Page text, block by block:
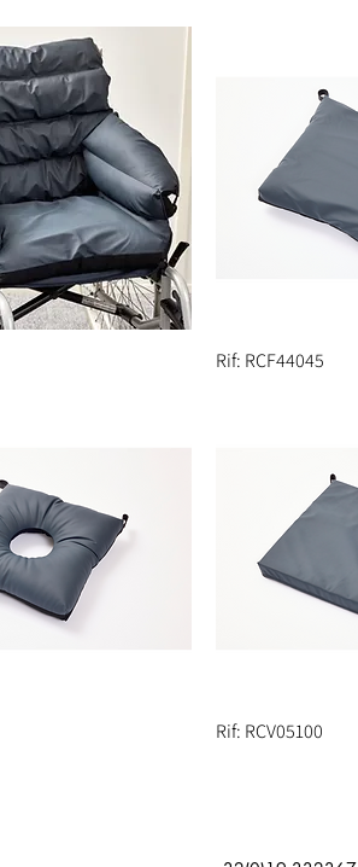
Rif: RCF44045
Rif: RCV05100